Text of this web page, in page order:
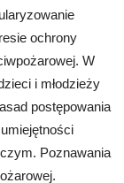
ochrony
W
i młodzieży
postępowania
Poznawania